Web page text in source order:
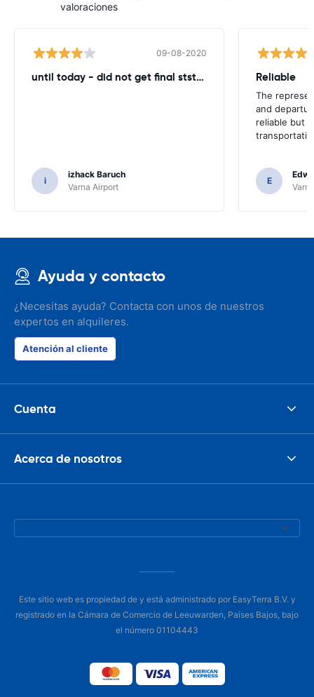
valoraciones
09-08-2020
until today - did not get final ststemant of the rent !!
i
izhack Baruch
Varna Airport
Reliable
The
and
reliable but
E
Ayuda y contacto
¿Necesitas ayuda? Contacta con unos de nuestros
expertos en alquileres.
Atención al cliente
Cuenta
Acerca de nosotros
Este sitio web es propiedad de y está administrado por EasyTerra B.V. y
registrado en la Cámara de Comercio de Leeuwarden, Países Bajos, bajo
el número 01104443